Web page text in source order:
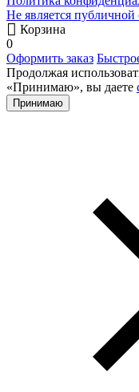
Не является
Корзина
0
Оформить заказ
Продолжая
«Принимаю», вы даете
Принимаю